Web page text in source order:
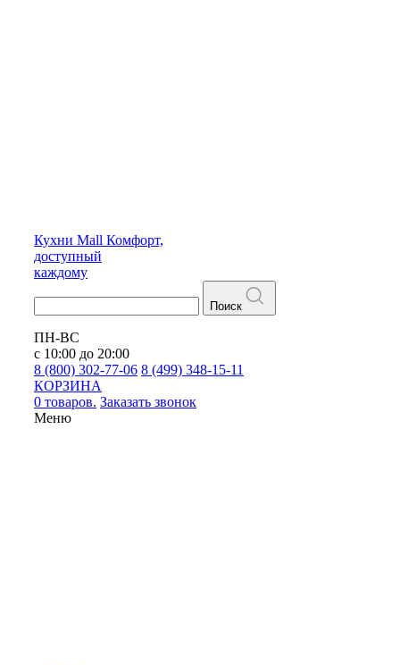
Кухни Mall Комфорт,
доступный
каждому
Поиск
ПН-ВС
с 10:00 до 20:00
8 (800) 302-77-06 8 (499) 348-15-11
КОРЗИНА
0 товаров. Заказать звонок
Меню